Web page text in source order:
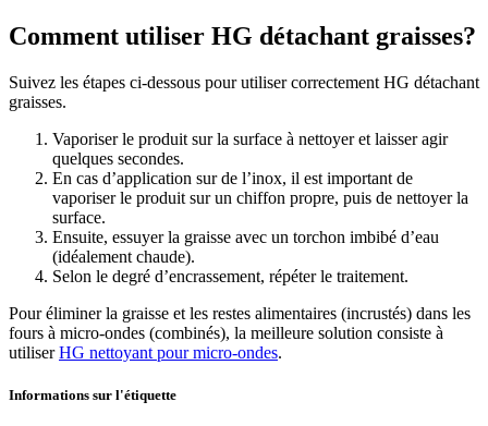
Comment utiliser HG détachant graisses?
Suivez les étapes ci-dessous pour utiliser correctement HG détachant
graisses.
Vaporiser le produit sur la surface à nettoyer et laisser agir
quelques secondes.
En cas d’application sur de l’inox, il est important de
vaporiser le produit sur un chiffon propre, puis de nettoyer la
surface.
Ensuite, essuyer la graisse avec un torchon imbibé d’eau
(idéalement chaude).
Selon le degré d’encrassement, répéter le traitement.
Pour éliminer la graisse et les restes alimentaires (incrustés) dans les
fours à micro-ondes (combinés), la meilleure solution consiste à
utiliserHG nettoyant pour micro-ondes.
Informations sur l'étiquette